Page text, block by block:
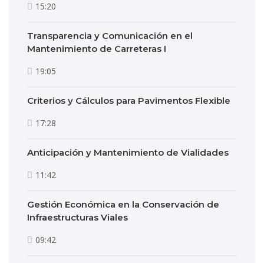
15:20
Transparencia y Comunicación en el
Mantenimiento de Carreteras I
19:05
Criterios y Cálculos para Pavimentos Flexible
17:28
Anticipación y Mantenimiento de Vialidades
11:42
Gestión Económica en la Conservación de
Infraestructuras Viales
09:42